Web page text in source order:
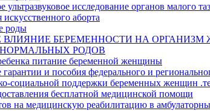
ультразвуковое исследование органов малого
аборта
роды
ВЛИЯНИЕ БЕРЕМЕННОСТИ НА
РОДОВ
питание беременной женщины
и пособия федерального и
социальной поддержки беременных женщин
бесплатной медицинской помощи
на медицинскую реабилитацию в